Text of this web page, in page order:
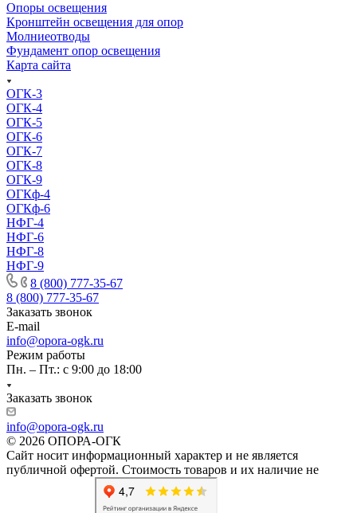
Опоры освещения
Кронштейн освещения для опор
Молниеотводы
Фундамент опор освещения
Карта сайта
ОГК-3
ОГК-4
ОГК-5
ОГК-6
ОГК-7
ОГК-8
ОГК-9
ОГКф-4
ОГКф-6
НФГ-4
НФГ-6
НФГ-8
НФГ-9
8 (800) 777-35-67
8 (800) 777-35-67
Заказать звонок
E-mail
info@opora-ogk.ru
Режим работы
Пн. – Пт.: с 9:00 до 18:00
Заказать звонок
info@opora-ogk.ru
© 2026 ОПОРА-ОГК
Сайт носит информационный характер и не является
публичной офертой. Стоимость товаров и их наличие не